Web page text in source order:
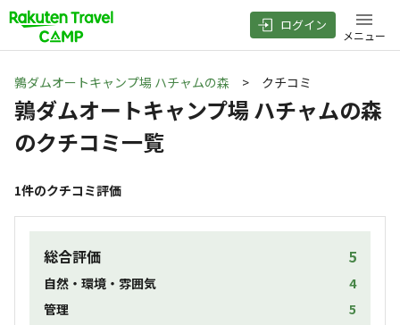
ログイン
メニュー
鶉ダムオートキャンプ場 ハチャムの森 > クチコミ
鶉ダムオートキャンプ場 ハチャムの森
のクチコミ一覧
1件のクチコミ評価
総合評価 5
自然・環境・雰囲気
4
管理
5